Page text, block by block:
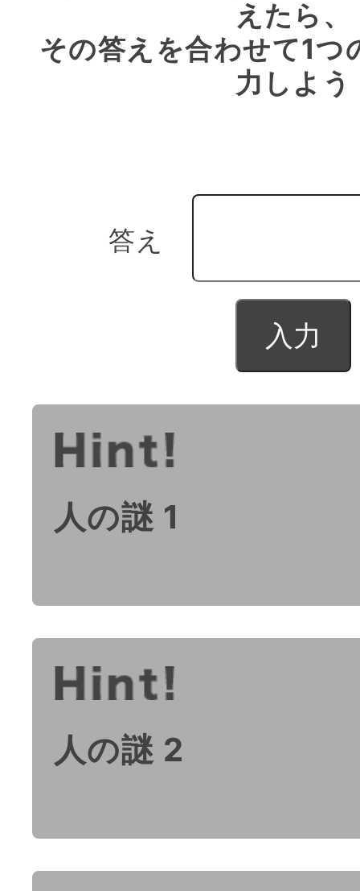
えたら、
その答えを合わせて1つ
力しよう
答え
人の謎 1
人の謎 2